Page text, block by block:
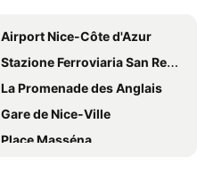
Westminster Hotel & Spa Nice
NH Nice
Le Méridien Nice
Hotel Nice Riviera
Hotel West End
Airport Nice-Côte d'Azur
Stazione Ferroviaria San Remo
La Promenade des Anglais
Gare de Nice-Ville
Place Masséna